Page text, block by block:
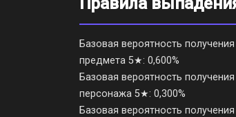
Базовая вероятность получения
предмета 5★: 0,600%
Базовая вероятность получения
персонажа 5★: 0,300%
Базовая вероятность получения